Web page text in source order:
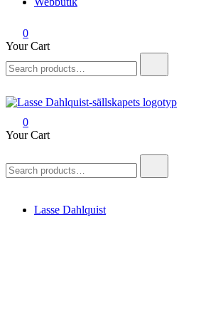
0
Your Cart
for:
Lasse Dahlquist-sällskapet
Allt om Lasse Dahlquist – kompositör,
0
Your Cart
for:
Lasse Dahlquist